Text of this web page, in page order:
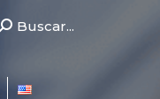
Search:
Buscar...